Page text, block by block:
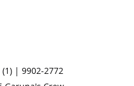
(1) | 9902-2772